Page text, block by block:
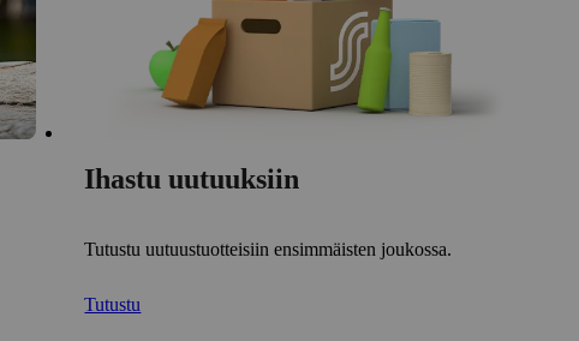
Ihastu uutuuksiin
Tutustu uutuustuotteisiin ensimmäisten joukossa.
Tutustu